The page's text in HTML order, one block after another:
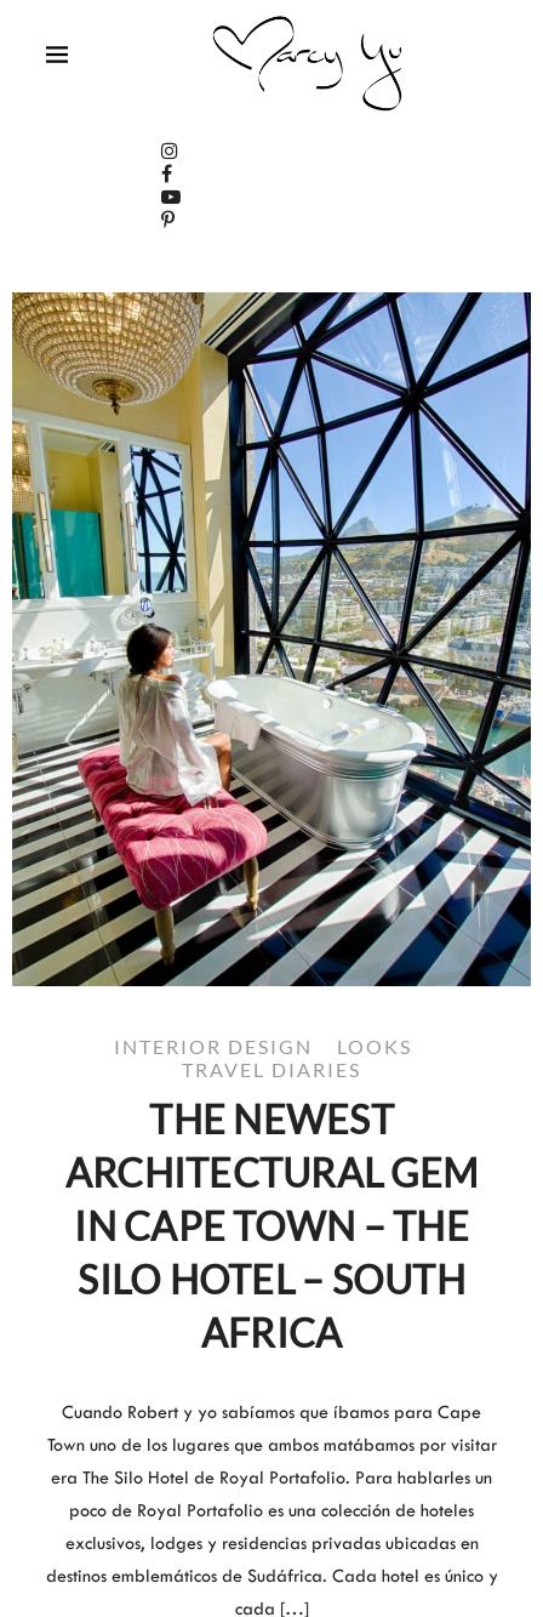
INTERIOR DESIGN
LOOKS
TRAVEL DIARIES
THE NEWEST
ARCHITECTURAL GEM
IN CAPE TOWN – THE
SILO HOTEL – SOUTH
AFRICA
Cuando Robert y yo sabíamos que íbamos para Cape
Town uno de los lugares que ambos matábamos por visitar
era The Silo Hotel de Royal Portafolio. Para hablarles un
poco de Royal Portafolio es una colección de hoteles
exclusivos, lodges y residencias privadas ubicadas en
destinos emblemáticos de Sudáfrica. Cada hotel es único y
cada […]